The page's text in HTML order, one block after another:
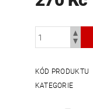
KÓD PRODUKTU
KATEGORIE